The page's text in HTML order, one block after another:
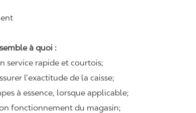
à quoi :
service rapide et courtois;
l’exactitude de la caisse;
à essence, lorsque applicable;
fonctionnement du magasin;